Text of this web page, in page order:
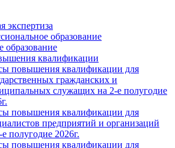
экспертиза
образование
образование
квалификации
повышения квалификации для
гражданских и
служащих на 2-е полугодие
повышения квалификации для
предприятий и организаций
полугодие 2026г.
повышения квалификации для